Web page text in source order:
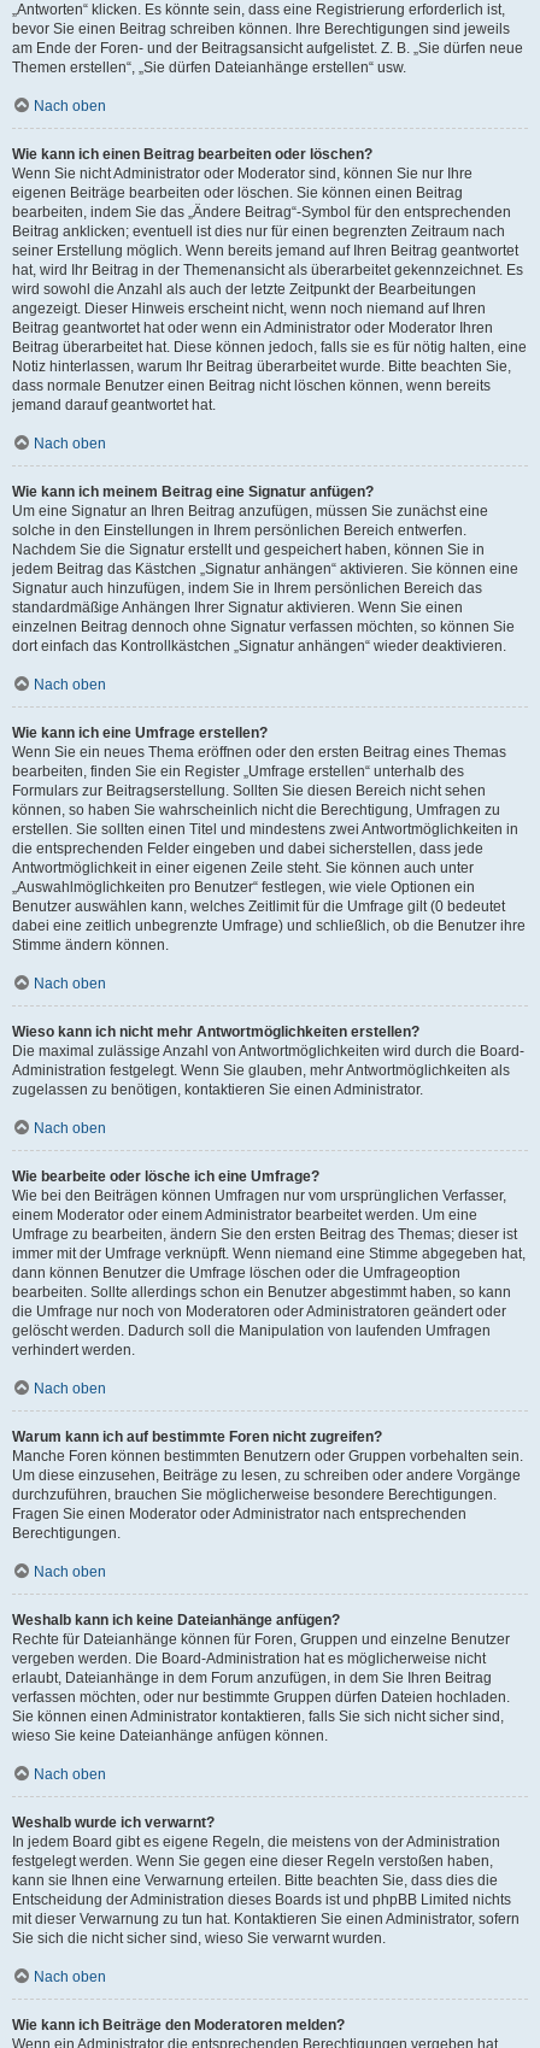
„Antworten“ klicken. Es könnte sein, dass eine Registrierung erforderlich ist,
bevor Sie einen Beitrag schreiben können. Ihre Berechtigungen sind jeweils
am Ende der Foren- und der Beitragsansicht aufgelistet. Z. B. „Sie dürfen neue
Themen erstellen“, „Sie dürfen Dateianhänge erstellen“ usw.
Nach oben
Wie kann ich einen Beitrag bearbeiten oder löschen?
Wenn Sie nicht Administrator oder Moderator sind, können Sie nur Ihre
eigenen Beiträge bearbeiten oder löschen. Sie können einen Beitrag
bearbeiten, indem Sie das „Ändere Beitrag“-Symbol für den entsprechenden
Beitrag anklicken; eventuell ist dies nur für einen begrenzten Zeitraum nach
seiner Erstellung möglich. Wenn bereits jemand auf Ihren Beitrag geantwortet
hat, wird Ihr Beitrag in der Themenansicht als überarbeitet gekennzeichnet. Es
wird sowohl die Anzahl als auch der letzte Zeitpunkt der Bearbeitungen
angezeigt. Dieser Hinweis erscheint nicht, wenn noch niemand auf Ihren
Beitrag geantwortet hat oder wenn ein Administrator oder Moderator Ihren
Beitrag überarbeitet hat. Diese können jedoch, falls sie es für nötig halten, eine
Notiz hinterlassen, warum Ihr Beitrag überarbeitet wurde. Bitte beachten Sie,
dass normale Benutzer einen Beitrag nicht löschen können, wenn bereits
jemand darauf geantwortet hat.
Nach oben
Wie kann ich meinem Beitrag eine Signatur anfügen?
Um eine Signatur an Ihren Beitrag anzufügen, müssen Sie zunächst eine
solche in den Einstellungen in Ihrem persönlichen Bereich entwerfen.
Nachdem Sie die Signatur erstellt und gespeichert haben, können Sie in
jedem Beitrag das Kästchen „Signatur anhängen“ aktivieren. Sie können eine
Signatur auch hinzufügen, indem Sie in Ihrem persönlichen Bereich das
standardmäßige Anhängen Ihrer Signatur aktivieren. Wenn Sie einen
einzelnen Beitrag dennoch ohne Signatur verfassen möchten, so können Sie
dort einfach das Kontrollkästchen „Signatur anhängen“ wieder deaktivieren.
Nach oben
Wie kann ich eine Umfrage erstellen?
Wenn Sie ein neues Thema eröffnen oder den ersten Beitrag eines Themas
bearbeiten, finden Sie ein Register „Umfrage erstellen“ unterhalb des
Formulars zur Beitragserstellung. Sollten Sie diesen Bereich nicht sehen
können, so haben Sie wahrscheinlich nicht die Berechtigung, Umfragen zu
erstellen. Sie sollten einen Titel und mindestens zwei Antwortmöglichkeiten in
die entsprechenden Felder eingeben und dabei sicherstellen, dass jede
Antwortmöglichkeit in einer eigenen Zeile steht. Sie können auch unter
„Auswahlmöglichkeiten pro Benutzer“ festlegen, wie viele Optionen ein
Benutzer auswählen kann, welches Zeitlimit für die Umfrage gilt (0 bedeutet
dabei eine zeitlich unbegrenzte Umfrage) und schließlich, ob die Benutzer ihre
Stimme ändern können.
Nach oben
Wieso kann ich nicht mehr Antwortmöglichkeiten erstellen?
Die maximal zulässige Anzahl von Antwortmöglichkeiten wird durch die Board-
Administration festgelegt. Wenn Sie glauben, mehr Antwortmöglichkeiten als
zugelassen zu benötigen, kontaktieren Sie einen Administrator.
Nach oben
Wie bearbeite oder lösche ich eine Umfrage?
Wie bei den Beiträgen können Umfragen nur vom ursprünglichen Verfasser,
einem Moderator oder einem Administrator bearbeitet werden. Um eine
Umfrage zu bearbeiten, ändern Sie den ersten Beitrag des Themas; dieser ist
immer mit der Umfrage verknüpft. Wenn niemand eine Stimme abgegeben hat,
dann können Benutzer die Umfrage löschen oder die Umfrageoption
bearbeiten. Sollte allerdings schon ein Benutzer abgestimmt haben, so kann
die Umfrage nur noch von Moderatoren oder Administratoren geändert oder
gelöscht werden. Dadurch soll die Manipulation von laufenden Umfragen
verhindert werden.
Nach oben
Warum kann ich auf bestimmte Foren nicht zugreifen?
Manche Foren können bestimmten Benutzern oder Gruppen vorbehalten sein.
Um diese einzusehen, Beiträge zu lesen, zu schreiben oder andere Vorgänge
durchzuführen, brauchen Sie möglicherweise besondere Berechtigungen.
Fragen Sie einen Moderator oder Administrator nach entsprechenden
Berechtigungen.
Nach oben
Weshalb kann ich keine Dateianhänge anfügen?
Rechte für Dateianhänge können für Foren, Gruppen und einzelne Benutzer
vergeben werden. Die Board-Administration hat es möglicherweise nicht
erlaubt, Dateianhänge in dem Forum anzufügen, in dem Sie Ihren Beitrag
verfassen möchten, oder nur bestimmte Gruppen dürfen Dateien hochladen.
Sie können einen Administrator kontaktieren, falls Sie sich nicht sicher sind,
wieso Sie keine Dateianhänge anfügen können.
Nach oben
Weshalb wurde ich verwarnt?
In jedem Board gibt es eigene Regeln, die meistens von der Administration
festgelegt werden. Wenn Sie gegen eine dieser Regeln verstoßen haben,
kann sie Ihnen eine Verwarnung erteilen. Bitte beachten Sie, dass dies die
Entscheidung der Administration dieses Boards ist und phpBB Limited nichts
mit dieser Verwarnung zu tun hat. Kontaktieren Sie einen Administrator, sofern
Sie sich die nicht sicher sind, wieso Sie verwarnt wurden.
Nach oben
Wie kann ich Beiträge den Moderatoren melden?
Wenn ein Administrator die entsprechenden Berechtigungen vergeben hat,